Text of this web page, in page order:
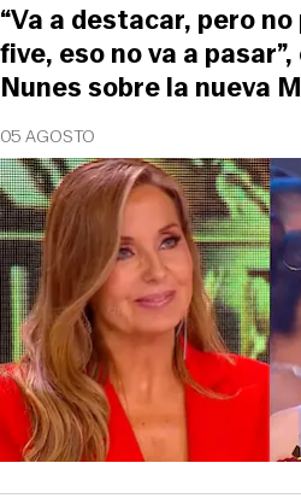
05 AGOSTO
“Va a destacar, pero
five, eso no va a
Nunes sobre la nueva